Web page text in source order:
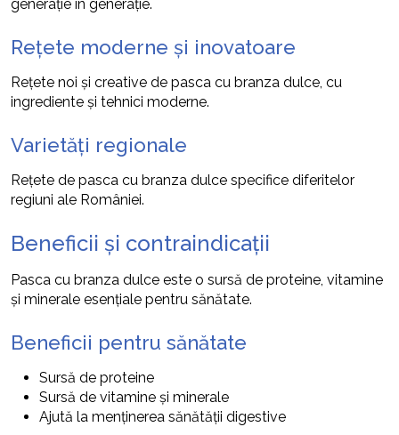
generație în generație.
Rețete moderne și inovatoare
Rețete noi și creative de pasca cu branza dulce, cu
ingrediente și tehnici moderne.
Varietăți regionale
Rețete de pasca cu branza dulce specifice diferitelor
regiuni ale României.
Beneficii și contraindicații
Pasca cu branza dulce este o sursă de proteine, vitamine
și minerale esențiale pentru sănătate.
Beneficii pentru sănătate
Sursă de proteine
Sursă de vitamine și minerale
Ajută la menținerea sănătății digestive